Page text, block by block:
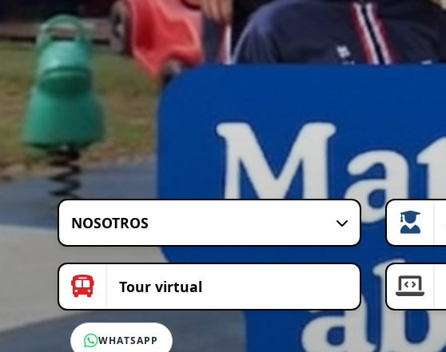
NOSOTROS
Tour virtual
WHATSAPP